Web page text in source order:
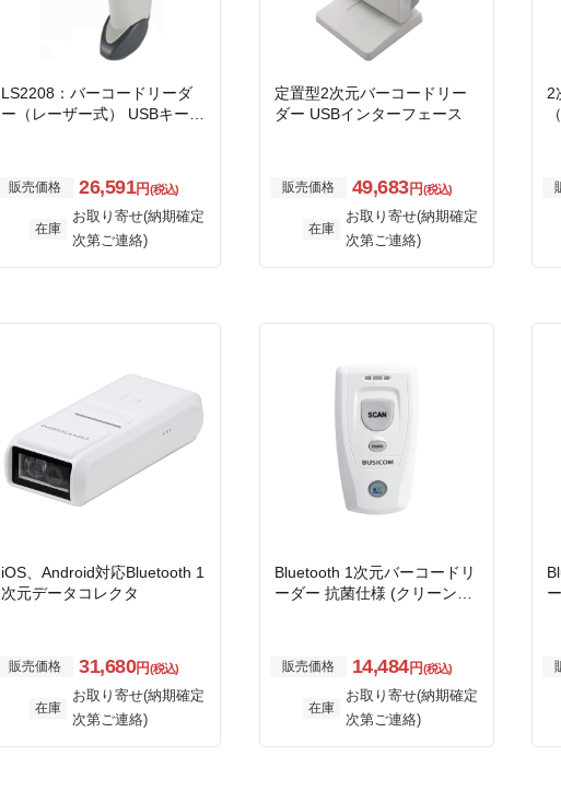
LS2208：バーコードリーダ
ー（レーザー式） USBキーボ
販売価格 26,591円(税込)
在庫
お取り寄せ(納期確定
次第ご連絡)
定置型2次元バーコードリー
ダー USBインターフェース
販売価格 49,683円(税込)
在庫
お取り寄せ(納期確定
次第ご連絡)
2
iOS、Android対応Bluetooth 1
次元データコレクタ
販売価格 31,680円(税込)
在庫
お取り寄せ(納期確定
次第ご連絡)
Bluetooth 1次元バーコードリ
ーダー 抗菌仕様 (クリーンホ
販売価格 14,484円(税込)
在庫
お取り寄せ(納期確定
次第ご連絡)